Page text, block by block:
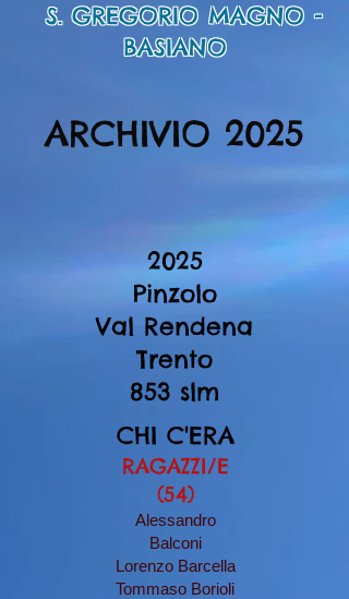
S. GREGORIO MAGNO -
BASIANO
ARCHIVIO 2025
2025
Pinzolo
Val Rendena
Trento
853 slm
CHI C'ERA
RAGAZZI/E
(54)
Alessandro
Balconi
Lorenzo Barcella
Tommaso Borioli